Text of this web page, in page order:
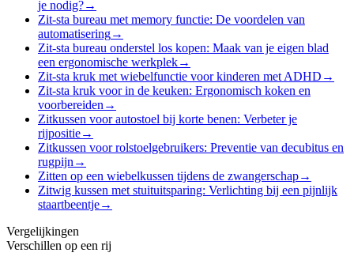
je nodig?→
Zit-sta bureau met memory functie: De voordelen van
automatisering→
Zit-sta bureau onderstel los kopen: Maak van je eigen blad
een ergonomische werkplek→
Zit-sta kruk met wiebelfunctie voor kinderen met ADHD →
Zit-sta kruk voor in de keuken: Ergonomisch koken en
voorbereiden →
Zitkussen voor autostoel bij korte benen: Verbeter je
rijpositie→
Zitkussen voor rolstoelgebruikers: Preventie van decubitus en
rugpijn →
Zitten op een wiebelkussen tijdens de zwangerschap→
Zitwig kussen met stuituitsparing: Verlichting bij een pijnlijk
staartbeentje→
Vergelijkingen
Verschillen op een rij